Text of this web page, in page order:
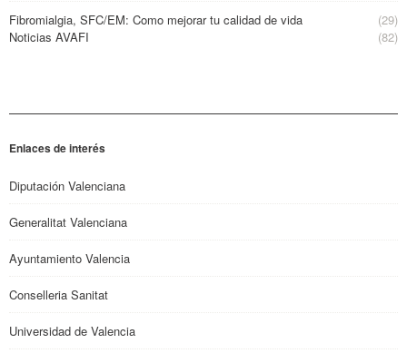
Fibromialgia, SFC/EM: Como mejorar tu calidad de vida
(29)
Noticias AVAFI
(82)
Enlaces de interés
Diputación Valenciana
Generalitat Valenciana
Ayuntamiento Valencia
Conselleria Sanitat
Universidad de Valencia